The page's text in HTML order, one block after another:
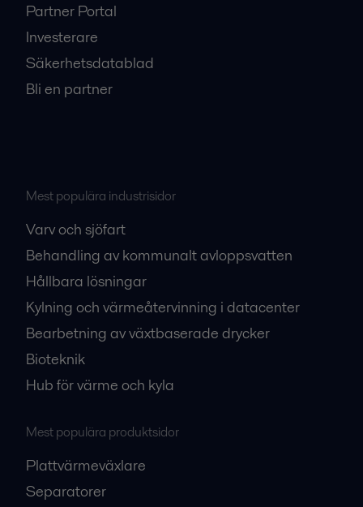
Partner Portal
Investerare
Säkerhetsdatablad
Bli en partner
Mest populära industrisidor
Varv och sjöfart
Behandling av kommunalt avloppsvatten
Hållbara lösningar
Kylning och värmeåtervinning i datacenter
Bearbetning av växtbaserade drycker
Bioteknik
Hub för värme och kyla
Mest populära produktsidor
Plattvärmeväxlare
Separatorer